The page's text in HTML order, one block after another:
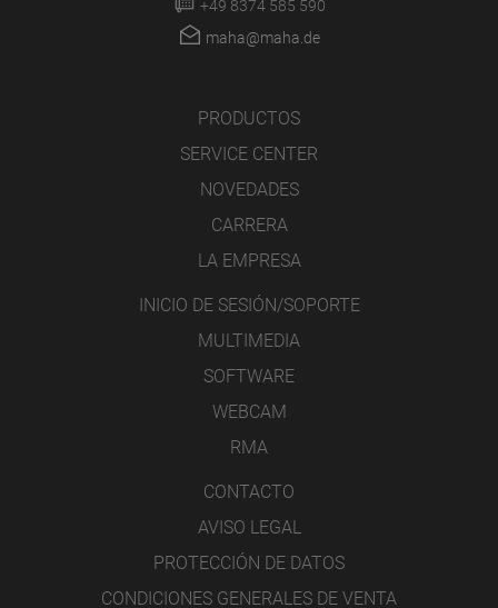
+49 8374 585 590
maha@maha.de
PRODUCTOS
SERVICE CENTER
NOVEDADES
CARRERA
LA EMPRESA
INICIO DE SESIÓN/SOPORTE
MULTIMEDIA
SOFTWARE
WEBCAM
RMA
CONTACTO
AVISO LEGAL
PROTECCIÓN DE DATOS
CONDICIONES GENERALES DE VENTA